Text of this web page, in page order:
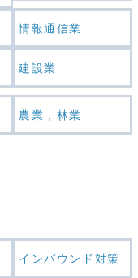
情報通信業
建設業
農業，林業
インバウンド対策